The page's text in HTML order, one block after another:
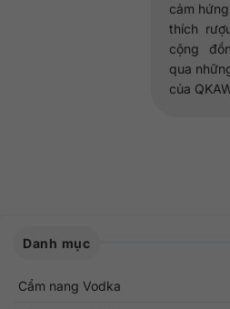
cảm
thích
cộng
qua
của
Danh mục
Cẩm nang Vodka